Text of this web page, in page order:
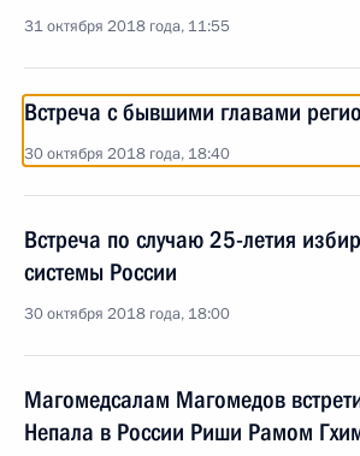
31 октября 2018 года, 11:55
Встреча с бывшими главами
30 октября 2018 года, 18:40
Встреча по случаю 25-летия
системы России
30 октября 2018 года, 18:00
Магомедсалам Магомедов
Непала в России Риши Рамом